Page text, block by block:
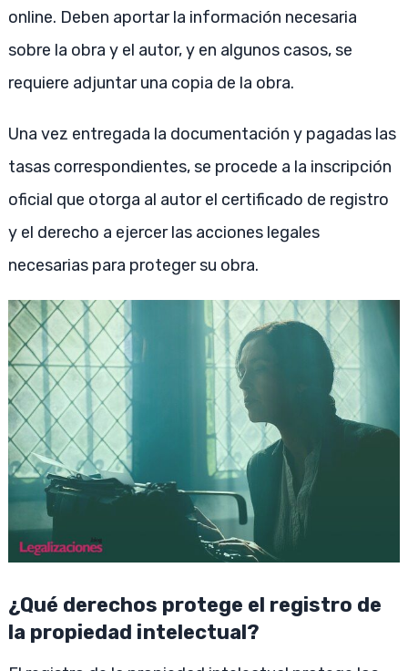
online. Deben aportar la información necesaria
sobre la obra y el autor, y en algunos casos, se
requiere adjuntar una copia de la obra.
Una vez entregada la documentación y pagadas las
tasas correspondientes, se procede a la inscripción
oficial que otorga al autor el certificado de registro
y el derecho a ejercer las acciones legales
necesarias para proteger su obra.
¿Qué derechos protege el registro de
la propiedad intelectual?